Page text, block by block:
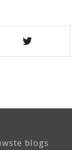
blogs